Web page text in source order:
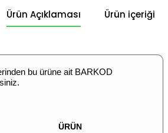
Ürün Açıklaması Ürün içeriği
bu ürüne ait BARKOD
ÜRÜN